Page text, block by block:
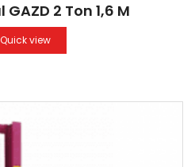
2 Ton 1,6 M
Quick view